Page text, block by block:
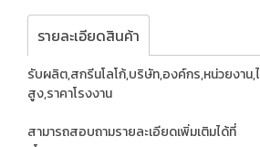
รายละเอียดสินค้า
รับผลิต,สกรีนโลโก้,บริษัท,องค์กร,หน่วยงาน
สูง,ราคาโรงงาน
สามารถสอบถามรายละเอียดเพิ่มเติมได้ที่